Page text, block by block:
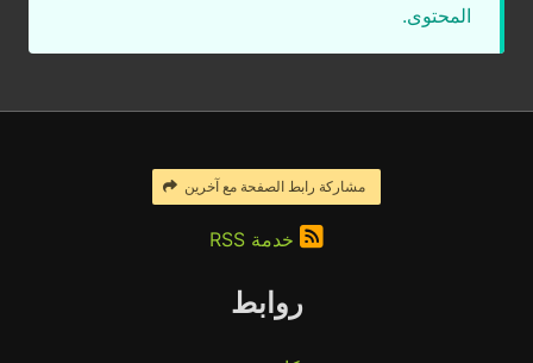
المحتوى.
مشاركة رابط الصفحة مع آخرين
خدمة RSS
روابط